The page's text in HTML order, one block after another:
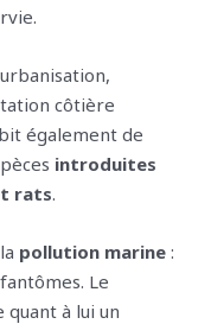
côtière
également de
introduites
rats.
pollution marine :
Le
quant à lui un